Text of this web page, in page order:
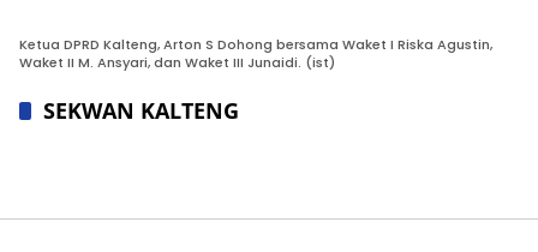
Ketua DPRD Kalteng, Arton S Dohong bersama Waket I Riska Agustin,
Waket II M. Ansyari, dan Waket III Junaidi. (ist)
SEKWAN KALTENG